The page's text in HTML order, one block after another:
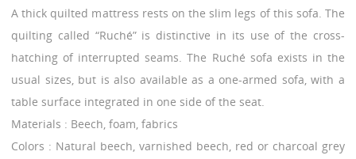
A thick quilted mattress rests on the slim legs of this sofa. The
quilting called “Ruché” is distinctive in its use of the cross-
hatching of interrupted seams. The Ruché sofa exists in the
usual sizes, but is also available as a one-armed sofa, with a
table surface integrated in one side of the seat.
Materials : Beech, foam, fabrics
Colors : Natural beech, varnished beech, red or charcoal grey